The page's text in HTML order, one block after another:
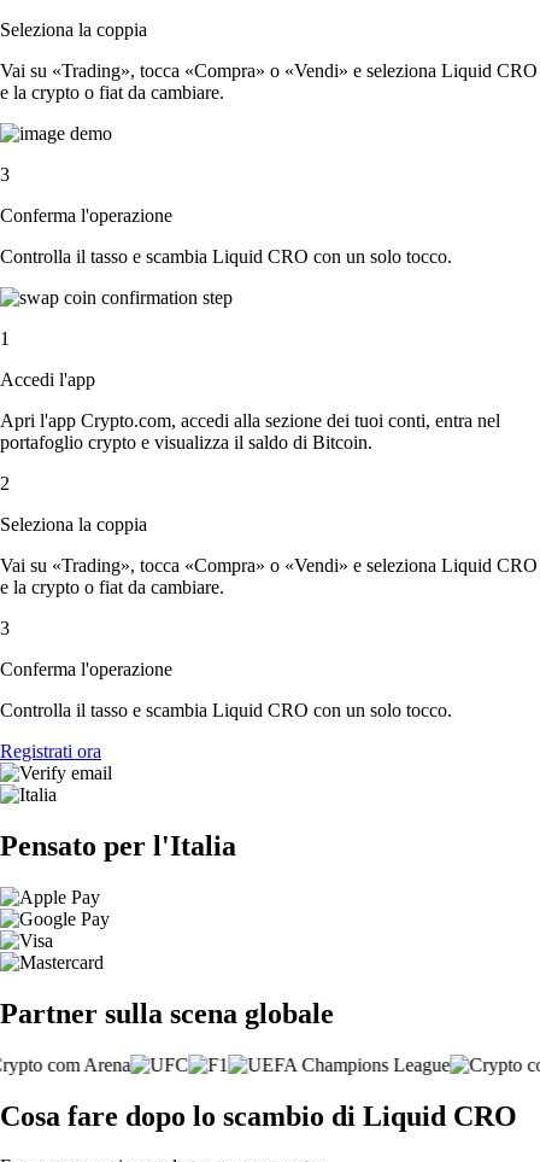
Seleziona la coppia
Vai su «Trading», tocca «Compra» o «Vendi» e seleziona Liquid CRO
e la crypto o fiat da cambiare.
3
Conferma l'operazione
Controlla il tasso e scambia Liquid CRO con un solo tocco.
1
Accedi l'app
Apri l'app Crypto.com, accedi alla sezione dei tuoi conti, entra nel
portafoglio crypto e visualizza il saldo di Bitcoin.
2
Seleziona la coppia
Vai su «Trading», tocca «Compra» o «Vendi» e seleziona Liquid CRO
e la crypto o fiat da cambiare.
3
Conferma l'operazione
Controlla il tasso e scambia Liquid CRO con un solo tocco.
Registrati ora
Pensato per l'Italia
Partner sulla scena globale
Cosa fare dopo lo scambio di Liquid CRO